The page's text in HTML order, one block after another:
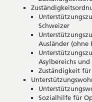
Schweizer
Ausländer (ohne
Asylbereichs
Zuständigkeit
Sozialhilfe für